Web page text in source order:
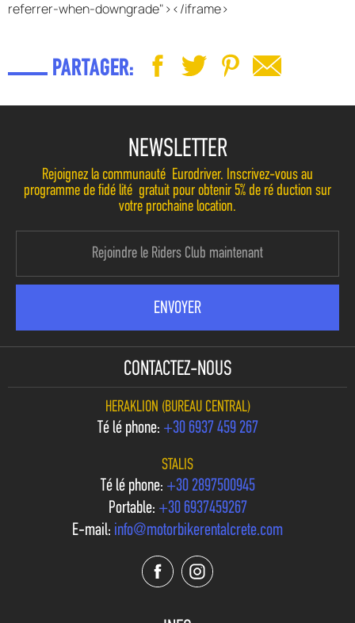
referrer-when-downgrade"></iframe>
PARTAGER:
NEWSLETTER
Rejoignez la communauté Eurodriver. Inscrivez-vous au
programme de fidélité gratuit pour obtenir 5% de réduction sur
votre prochaine location.
CONTACTEZ-NOUS
HERAKLION (BUREAU CENTRAL)
Téléphone: +30 6937 459 267
STALIS
Téléphone: +30 2897500945
Portable: +30 6937459267
E-mail: info@motorbikerentalcrete.com